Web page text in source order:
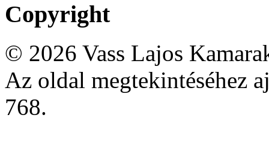
Copyright
© 2026 Vass Lajos
Az oldal megtekintéséhez
768.